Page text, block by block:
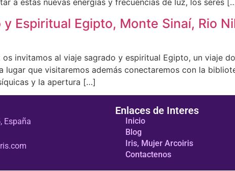
a estas nuevas energías y frecuencias de luz, los seres
Espiritual Egipto, Monte Sinaí, Rio
os invitamos al viaje sagrado y espiritual Egipto, un viaje
lugar que visitaremos además conectaremos con la
y la apertura […]
España
Enlaces de Interes
Inicio
Blog
Iris, Mujer Arcoiris
Contactenos